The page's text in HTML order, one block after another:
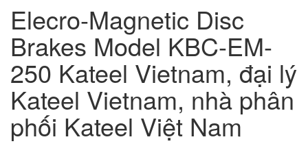
Elecro-Magnetic Disc
Brakes Model KBC-EM-
250 Kateel Vietnam, đại lý
Kateel Vietnam, nhà phân
phối Kateel Việt Nam